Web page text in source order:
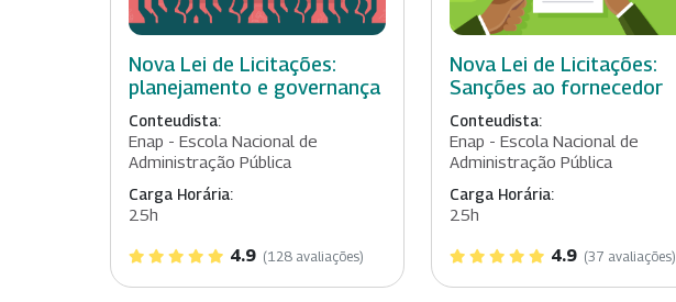
Nova Lei de Licitações:
planejamento e governança
Conteudista:
Enap - Escola Nacional de
Administração Pública
Carga Horária:
25h
4.9 (128 avaliações)
Nova Lei de Licitações:
Sanções ao fornecedor
Conteudista:
Enap - Escola Nacional de
Administração Pública
Carga Horária:
25h
4.9 (37 avaliações)